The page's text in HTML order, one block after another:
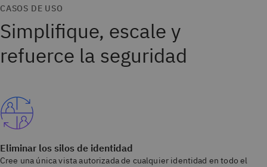
CASOS DE USO
Simplifique, escale y
refuerce la seguridad
Eliminar los silos de identidad
Cree una única vista autorizada de cualquier identidad en todo el